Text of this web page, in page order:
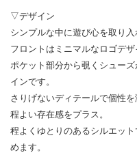
▽デザイン
シンプルな中に遊び心を取り
フロントはミニマルなロゴデ
ポケット部分から覗くシュー
インです。
さりげないディテールで個性
程よい存在感をプラス。
程よくゆとりのあるシルエッ
めます。